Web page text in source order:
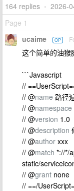
164 replies • 2026-
Page 1
ucaime OP
这个简单的油猴
```Javascript
//
// @name 路径
// @namespace
// @version 1.0
// @description
// @author xxx
// @match *://*/
static/
// @grant none
// ==/